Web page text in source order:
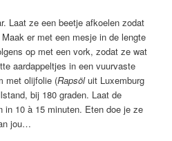
Laat ze een beetje afkoelen zodat
er met een mesje in de lengte
op met een vork, zodat ze wat
aardappeltjes in een vuurvaste
met olijfolie (Rapsöluit Luxemburg
bij 180 graden. Laat de
in 10 à 15 minuten. Eten doe je ze
jou…